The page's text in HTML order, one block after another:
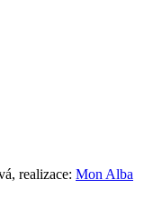
realizace: Mon Alba